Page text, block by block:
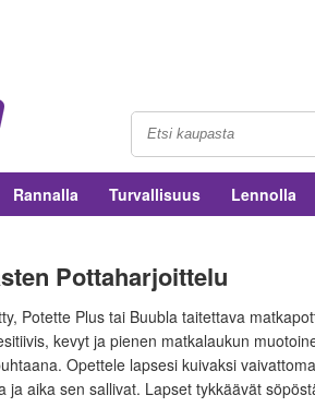
Rannalla Turvallisuus Lennolla
Pottaharjoittelu
Potette Plus tai Buubla taitettava
kevyt ja pienen matkalaukun
Opettele lapsesi kuivaksi
ja aika sen sallivat. Lapset tykkäävät